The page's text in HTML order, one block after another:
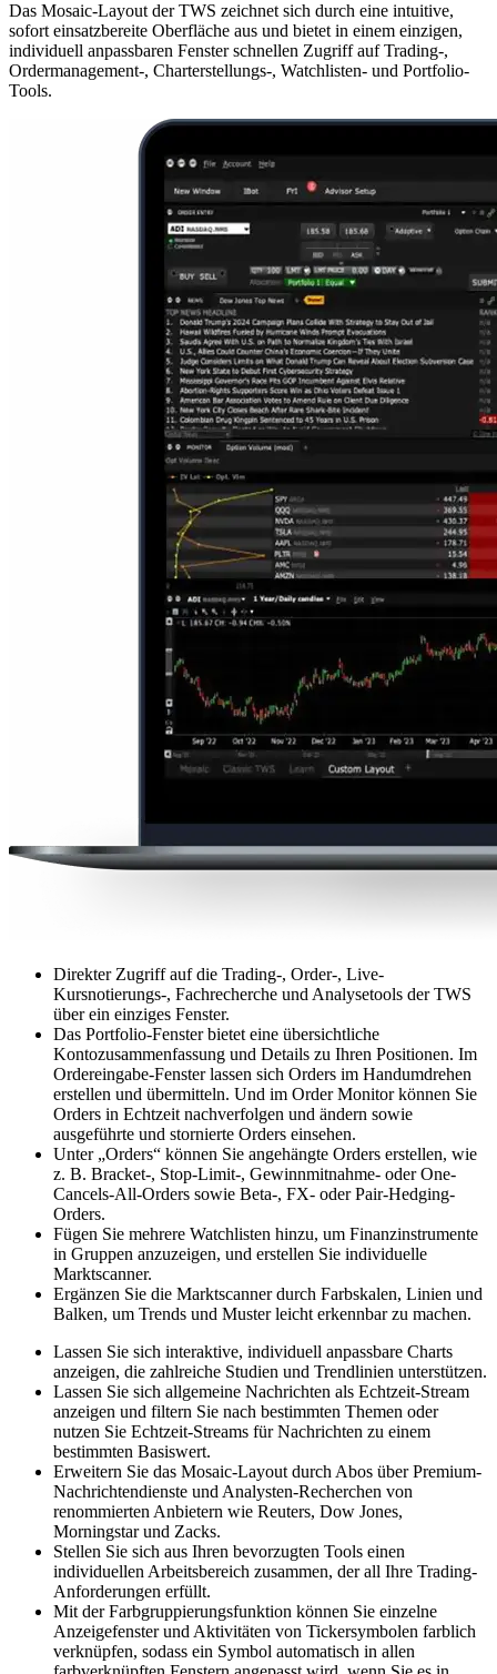
Das Mosaic-Layout der TWS zeichnet sich durch eine intuitive,
sofort einsatzbereite Oberfläche aus und bietet in einem einzigen,
individuell anpassbaren Fenster schnellen Zugriff auf Trading-,
Ordermanagement-, Charterstellungs-, Watchlisten- und Portfolio-
Tools.
Direkter Zugriff auf die Trading-, Order-, Live-
Kursnotierungs-, Fachrecherche und Analysetools der TWS
über ein einziges Fenster.
Das Portfolio-Fenster bietet eine übersichtliche
Kontozusammenfassung und Details zu Ihren Positionen. Im
Ordereingabe-Fenster lassen sich Orders im Handumdrehen
erstellen und übermitteln. Und im Order Monitor können Sie
Orders in Echtzeit nachverfolgen und ändern sowie
ausgeführte und stornierte Orders einsehen.
Unter „Orders“ können Sie angehängte Orders erstellen, wie
z. B. Bracket-, Stop-Limit-, Gewinnmitnahme- oder One-
Cancels-All-Orders sowie Beta-, FX- oder Pair-Hedging-
Orders.
Fügen Sie mehrere Watchlisten hinzu, um Finanzinstrumente
in Gruppen anzuzeigen, und erstellen Sie individuelle
Marktscanner.
Ergänzen Sie die Marktscanner durch Farbskalen, Linien und
Balken, um Trends und Muster leicht erkennbar zu machen.
Lassen Sie sich interaktive, individuell anpassbare Charts
anzeigen, die zahlreiche Studien und Trendlinien unterstützen.
Lassen Sie sich allgemeine Nachrichten als Echtzeit-Stream
anzeigen und filtern Sie nach bestimmten Themen oder
nutzen Sie Echtzeit-Streams für Nachrichten zu einem
bestimmten Basiswert.
Erweitern Sie das Mosaic-Layout durch Abos über Premium-
Nachrichtendienste und Analysten-Recherchen von
renommierten Anbietern wie Reuters, Dow Jones,
Morningstar und Zacks.
Stellen Sie sich aus Ihren bevorzugten Tools einen
individuellen Arbeitsbereich zusammen, der all Ihre Trading-
Anforderungen erfüllt.
Mit der Farbgruppierungsfunktion können Sie einzelne
Anzeigefenster und Aktivitäten von Tickersymbolen farblich
verknüpfen, sodass ein Symbol automatisch in allen